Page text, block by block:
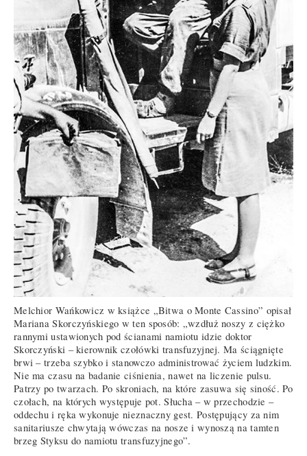
Melchior Wańkowicz w książce „Bitwa o Monte Cassino” opisał
Mariana Skorczyńskiego w ten sposób: „wzdłuż noszy z ciężko
rannymi ustawionych pod ścianami namiotu idzie doktor
Skorczyński – kierownik czołówki transfuzyjnej. Ma ściągnięte
brwi – trzeba szybko i stanowczo administrować życiem ludzkim.
Nie ma czasu na badanie ciśnienia, nawet na liczenie pulsu.
Patrzy po twarzach. Po skroniach, na które zasuwa się siność. Po
czołach, na których występuje pot. Słucha – w przechodzie –
oddechu i ręka wykonuje nieznaczny gest. Postępujący za nim
sanitariusze chwytają wówczas na nosze i wynoszą na tamten
brzeg Styksu do namiotu transfuzyjnego”.